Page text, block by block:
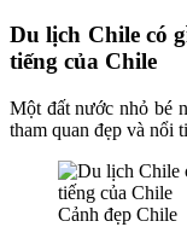
Du lịch Chile có
tiếng của Chile
Một đất nước nhỏ bé
tham quan đẹp và nổi
Cảnh đẹp Chile